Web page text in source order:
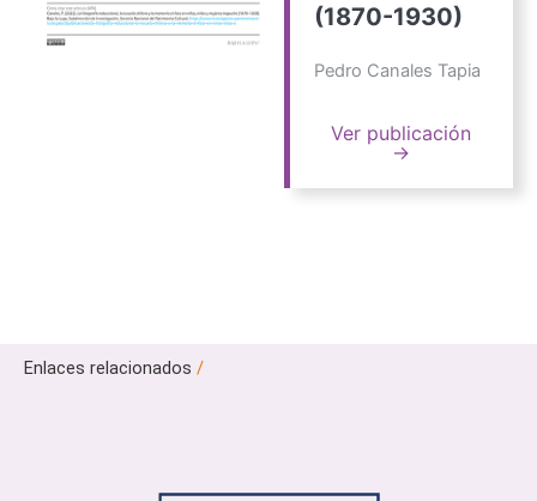
(1870-1930)
Pedro Canales Tapia
Ver publicación
→
Enlaces relacionados /